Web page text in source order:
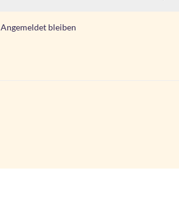
Angemeldet bleiben